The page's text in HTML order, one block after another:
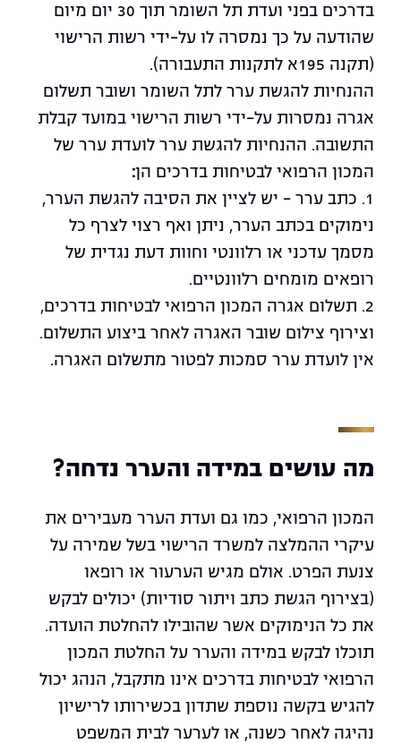
בדרכים בפני ועדת תל השומר תוך 30 יום מיום
שהודעה על כך נמסרה לו על-ידי רשות הרישוי
(תקנה 195א לתקנות התעבורה).
ההנחיות להגשת ערר לתל השומר ושובר תשלום
אגרה נמסרות על-ידי רשות הרישוי במועד קבלת
התשובה. ההנחיות להגשת ערר לועדת ערר של
המכון הרפואי לבטיחות בדרכים הן:
1. כתב ערר – יש לציין את הסיבה להגשת הערר,
נימוקים בכתב הערר, ניתן ואף רצוי לצרף כל
מסמך עדכני או רלוונטי וחוות דעת נגדית של
רופאים מומחים רלוונטיים.
2. תשלום אגרה המכון הרפואי לבטיחות בדרכים,
וצירוף צילום שובר האגרה לאחר ביצוע התשלום.
אין לועדת ערר סמכות לפטור מתשלום האגרה.
מה עושים במידה והערר נדחה?
המכון הרפואי, כמו גם ועדת הערר מעבירים את
עיקרי ההמלצה למשרד הרישוי בשל שמירה על
צנעת הפרט. אולם מגיש הערעור או רופאו
(בצירוף הגשת כתב ויתור סודיות) יכולים לבקש
את כל הנימוקים אשר שהובילו להחלטת הועדה.
תוכלו לבקש במידה והערר על החלטת המכון
הרפואי לבטיחות בדרכים אינו מתקבל, הנהג יכול
להגיש בקשה נוספת שתדון בכשירותו לרישיון
נהיגה לאחר כשנה, או לערער לבית המשפט